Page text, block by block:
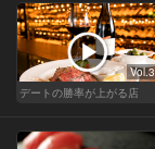
Vol.3
デートの勝率が上がる店